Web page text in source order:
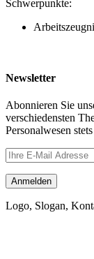
Schwerpunkte:
Newsletter
Abonnieren Sie
verschiedensten
Personalwesen
Logo, Slogan,